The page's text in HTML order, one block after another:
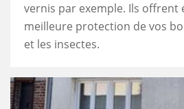
vernis par exemple. Ils offrent
meilleure protection de vos
et les insectes.